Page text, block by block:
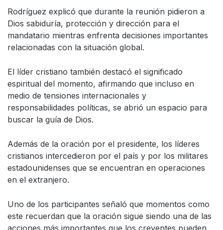
Rodríguez explicó que durante la reunión pidieron a
Dios sabiduría, protección y dirección para el
mandatario mientras enfrenta decisiones importantes
relacionadas con la situación global.
El líder cristiano también destacó el significado
espiritual del momento, afirmando que incluso en
medio de tensiones internacionales y
responsabilidades políticas, se abrió un espacio para
buscar la guía de Dios.
Además de la oración por el presidente, los líderes
cristianos intercedieron por el país y por los militares
estadounidenses que se encuentran en operaciones
en el extranjero.
Uno de los participantes señaló que momentos como
este recuerdan que la oración sigue siendo una de las
acciones más importantes que los creyentes pueden